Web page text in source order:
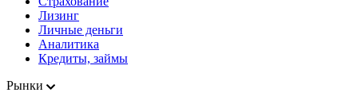
Лизинг
Личные деньги
Аналитика
Кредиты, займы
Рынки